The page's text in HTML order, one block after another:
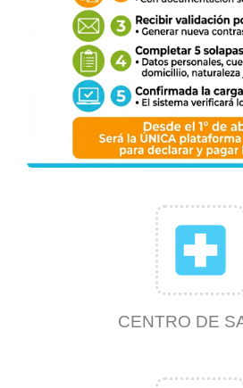
local_hospital
CENTRO DE